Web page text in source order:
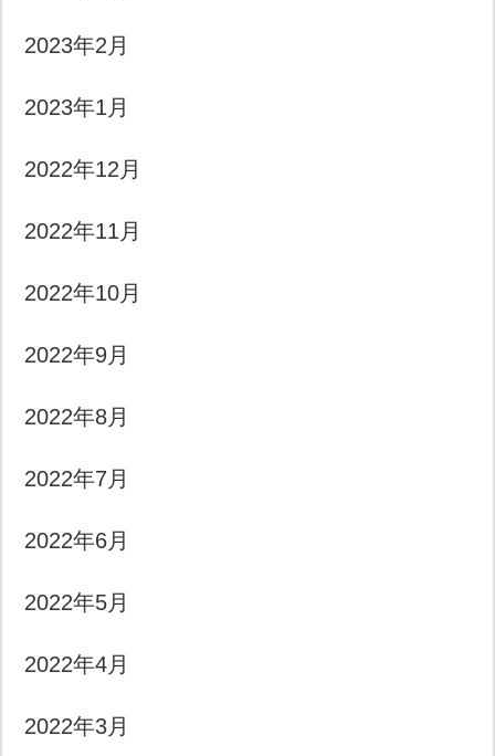
2023年2月
2023年1月
2022年12月
2022年11月
2022年10月
2022年9月
2022年8月
2022年7月
2022年6月
2022年5月
2022年4月
2022年3月